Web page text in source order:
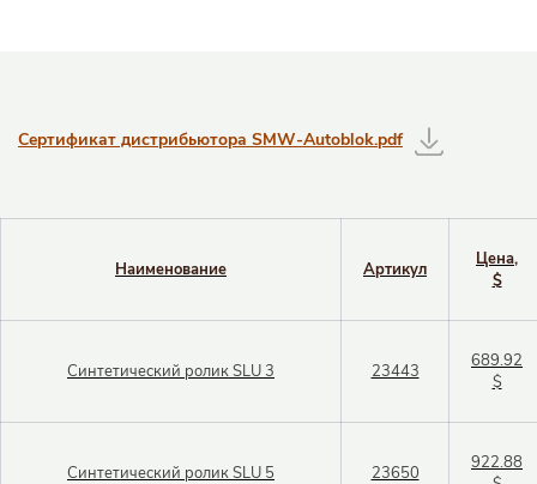
Таблицы с информацией о товаре
Сертификат дистрибьютора SMW-Autoblok.pdf
Наименование Артикул
Цена,
$
Синтетический ролик SLU 3 23443
689.92
$
Синтетический ролик SLU 5 23650
922.88